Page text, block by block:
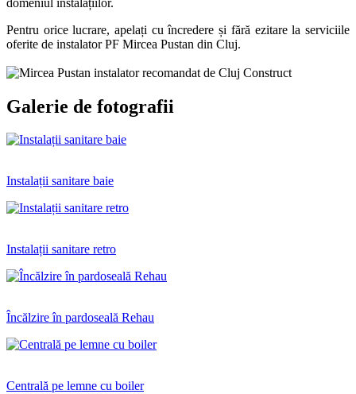
Pentru orice lucrare, apelați cu încredere și fără ezitare la serviciile
oferite de instalator PF Mircea Pustan din Cluj.
Galerie de fotografii
Instalații sanitare baie
Instalații sanitare retro
Încălzire în pardoseală Rehau
Centrală pe lemne cu boiler